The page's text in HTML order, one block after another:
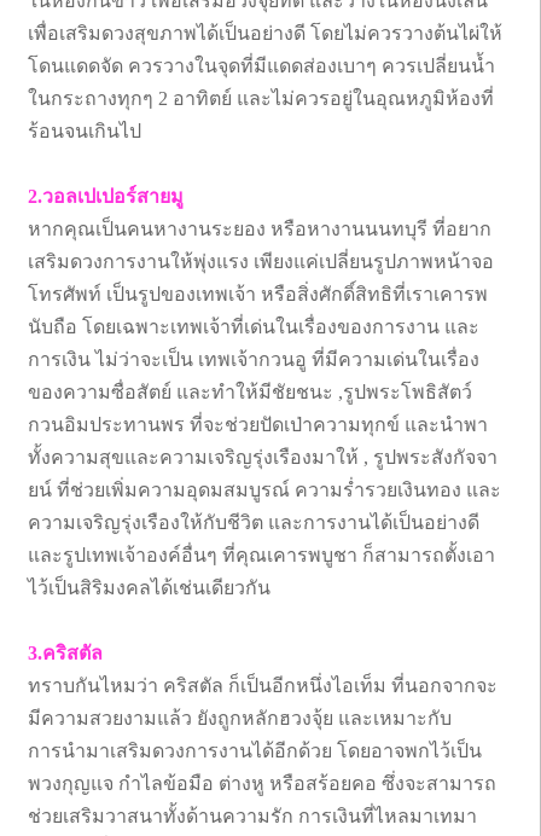
เพื่อเสริมดวงสุขภาพได้เป็นอย่างดี โดยไม่ควรวางต้นไผ่ให้
โดนแดดจัด ควรวางในจุดที่มีแดดส่องเบาๆ ควรเปลี่ยนน้ำ
ในกระถางทุกๆ 2 อาทิตย์ และไม่ควรอยู่ในอุณหภูมิห้องที่
ร้อนจนเกินไป
2.วอลเปเปอร์สายมู
หากคุณเป็นคนหางานระยอง หรือหางานนนทบุรี ที่อยาก
เสริมดวงการงานให้พุ่งแรง เพียงแค่เปลี่ยนรูปภาพหน้าจอ
โทรศัพท์ เป็นรูปของเทพเจ้า หรือสิ่งศักดิ์สิทธิที่เราเคารพ
นับถือ โดยเฉพาะเทพเจ้าที่เด่นในเรื่องของการงาน และ
การเงิน ไม่ว่าจะเป็น เทพเจ้ากวนอู ที่มีความเด่นในเรื่อง
ของความซื่อสัตย์ และทำให้มีชัยชนะ ,รูปพระโพธิสัตว์
กวนอิมประทานพร ที่จะช่วยปัดเป่าความทุกข์ และนำพา
ทั้งความสุขและความเจริญรุ่งเรืองมาให้ , รูปพระสังกัจจา
ยน์ ที่ช่วยเพิ่มความอุดมสมบูรณ์ ความร่ำรวยเงินทอง และ
ความเจริญรุ่งเรืองให้กับชีวิต และการงานได้เป็นอย่างดี
และรูปเทพเจ้าองค์อื่นๆ ที่คุณเคารพบูชา ก็สามารถตั้งเอา
ไว้เป็นสิริมงคลได้เช่นเดียวกัน
3.คริสตัล
ทราบกันไหมว่า คริสตัล ก็เป็นอีกหนึ่งไอเท็ม ที่นอกจากจะ
มีความสวยงามแล้ว ยังถูกหลักฮวงจุ้ย และเหมาะกับ
การนำมาเสริมดวงการงานได้อีกด้วย โดยอาจพกไว้เป็น
พวงกุญแจ กำไลข้อมือ ต่างหู หรือสร้อยคอ ซึ่งจะสามารถ
ช่วยเสริมวาสนาทั้งด้านความรัก การเงินที่ไหลมาเทมา